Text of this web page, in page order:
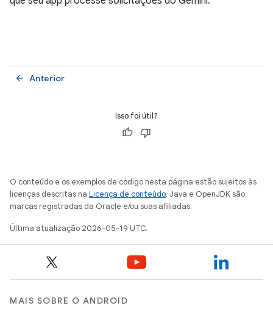
Anterior
arrow_back
Isso foi útil?
O conteúdo e os exemplos de código nesta página estão sujeitos às
licenças descritas na Licença de conteúdo. Java e OpenJDK são
marcas registradas da Oracle e/ou suas afiliadas.
Última atualização 2026-05-19 UTC.
MAIS SOBRE O ANDROID